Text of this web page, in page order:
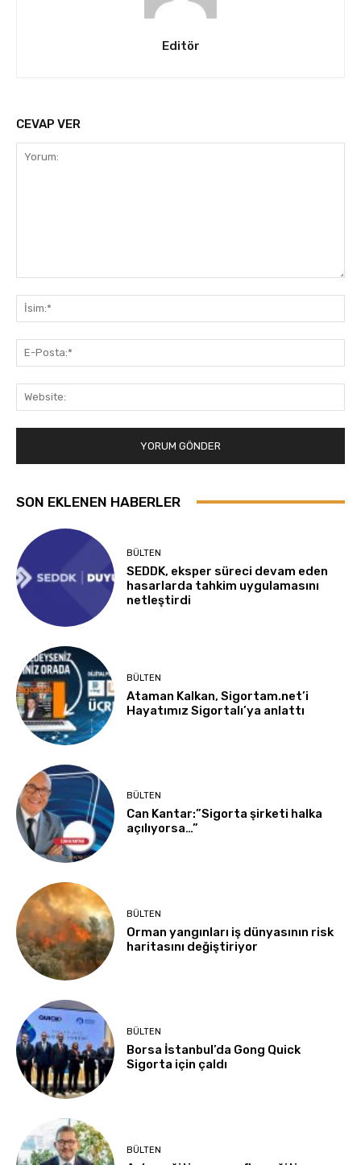
Editör
CEVAP VER
SON EKLENEN HABERLER
BÜLTEN
SEDDK, eksper süreci devam eden
hasarlarda tahkim uygulamasını
netleştirdi
BÜLTEN
Ataman Kalkan, Sigortam.net’i
Hayatımız Sigortalı’ya anlattı
BÜLTEN
Can Kantar:”Sigorta şirketi halka
açılıyorsa…”
BÜLTEN
Orman yangınları iş dünyasının risk
haritasını değiştiriyor
BÜLTEN
Borsa İstanbul’da Gong Quick
Sigorta için çaldı
BÜLTEN